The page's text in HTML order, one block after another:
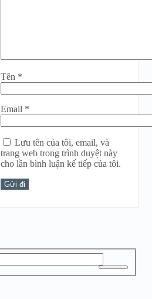
Tên *
Email *
Lưu tên của tôi, email, và
trang web trong trình duyệt này
cho lần bình luận kế tiếp của tôi.